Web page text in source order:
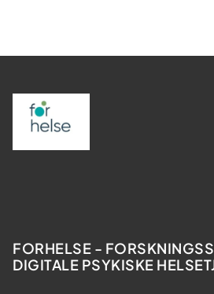
FORHELSE -
DIGITALE PSYKISKE